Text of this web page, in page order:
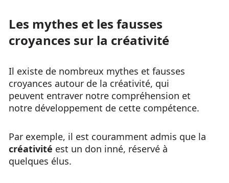
Les mythes et les fausses
croyances sur la créativité
Il existe de nombreux mythes et fausses
croyances autour de la créativité, qui
peuvent entraver notre compréhension et
notre développement de cette compétence.
Par exemple, il est couramment admis que la
créativité est un don inné, réservé à
quelques élus.